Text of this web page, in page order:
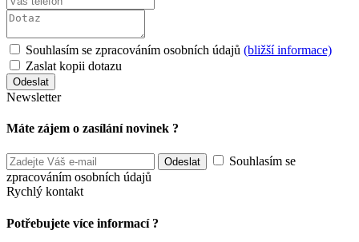
Souhlasím se zpracováním osobních údajů (bližší informace)
Zaslat kopii dotazu
Newsletter
Máte zájem o zasílání novinek ?
Souhlasím se
zpracováním osobních údajů
Rychlý kontakt
Potřebujete více informací ?